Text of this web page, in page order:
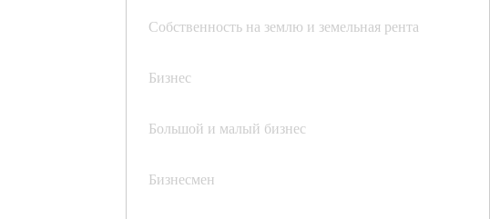
Собственность на землю и земельная рента
Бизнес
Большой и малый бизнес
Бизнесмен